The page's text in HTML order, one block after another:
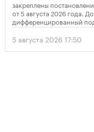
закреплены
от 5 августа 2026 года.
дифференцированный
количества парковок в
устанавливает
проектов.
5 августа 2026 17:50